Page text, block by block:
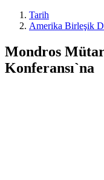
Tarih
Amerika Birleşik
Mondros
Konferansı`na